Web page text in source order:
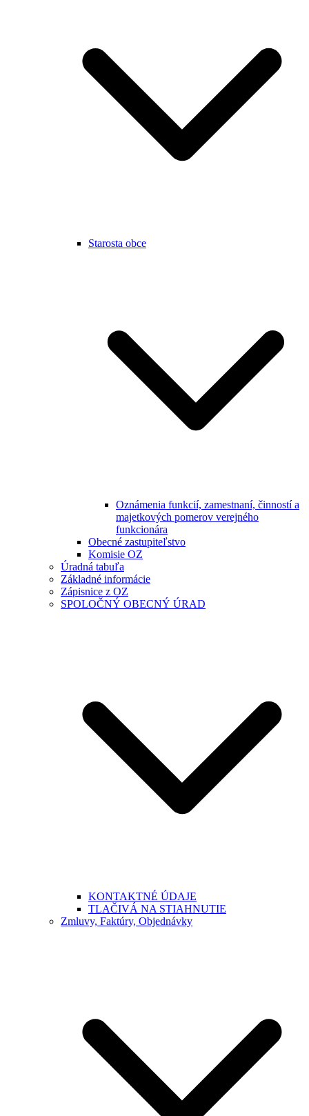
Starosta obce
Oznámenia funkcií, zamestnaní, činností a
majetkových pomerov verejného
funkcionára
Obecné zastupiteľstvo
Komisie OZ
Úradná tabuľa
Základné informácie
Zápisnice z OZ
SPOLOČNÝ OBECNÝ ÚRAD
KONTAKTNÉ ÚDAJE
TLAČIVÁ NA STIAHNUTIE
Zmluvy, Faktúry, Objednávky